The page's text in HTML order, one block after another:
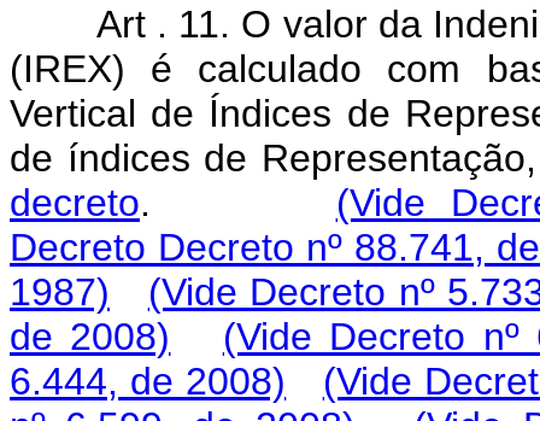
Art . 11. O valor da
(IREX) é calculado com
Vertical de Índices de
de índices de
decreto. (Vide
Decreto Decreto nº 88.741,
1987)
(Vide Decreto nº
de 2008)
(Vide Decreto
6.444, de 2008)
(Vide